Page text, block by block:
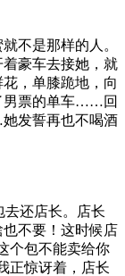
不是那样的人。
豪车去接她，就
，单膝跪地，向
男票的单车……回
发誓再也不喝酒
还店长。店长
不要！这时候店
个包不能卖给你
正惊讶着，店长